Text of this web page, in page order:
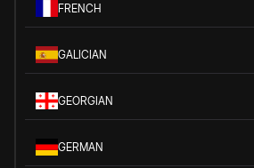
FRENCH
GALICIAN
GEORGIAN
GERMAN